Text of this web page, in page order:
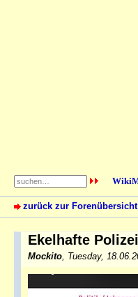
zurück zur Forenübersicht
Ekelhafte
Mockito Tuesday,